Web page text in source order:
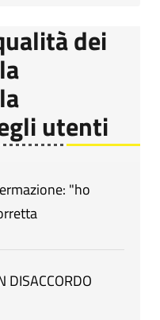
dei
utenti
"ho
DISACCORDO